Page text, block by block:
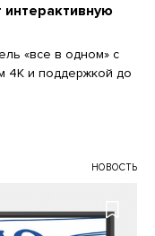
«все в одном» с
4K и поддержкой до
НОВОСТЬ